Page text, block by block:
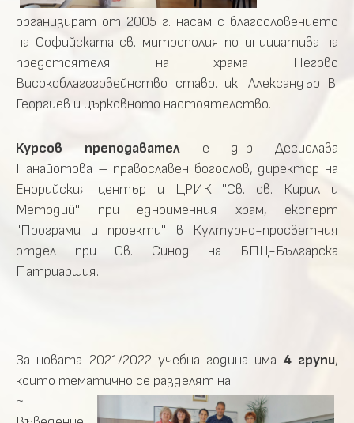
организират от 2005 г. насам с благословението
на Софийската св. митрополия по инициатива на
предстоятеля на храма Негово
Високоблагоговейнство ставр. ик. Александър В.
Георгиев и църковното настоятелство.
Курсов преподавателе д-р Десислава
Панайотова – православен богослов, директор на
Eнорийския център и ЦРИК "Св. св. Кирил и
Методий" при едноименния храм, експерт
"Програми и проекти" в Културно-просветния
отдел при Св. Синод на БПЦ-Българска
Патриаршия.
За новата 2021/2022 учебна година има 4 групи,
които тематично се разделят на:
~